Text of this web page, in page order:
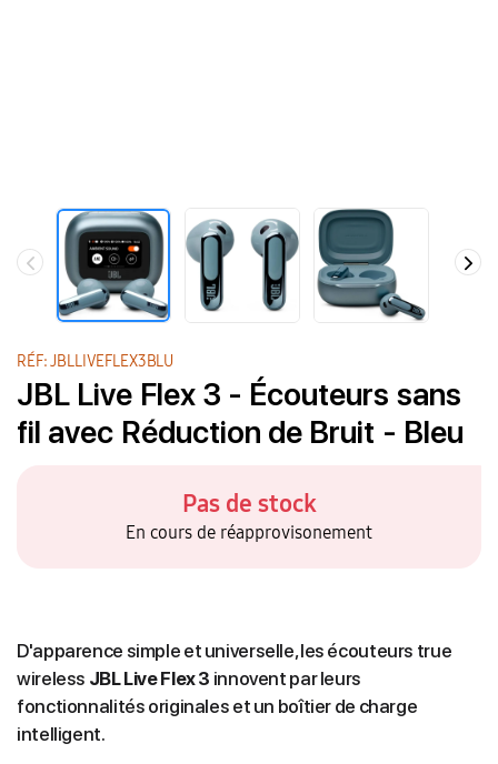
RÉF: JBLLIVEFLEX3BLU
JBL Live Flex 3 - Écouteurs sans
fil avec Réduction de Bruit - Bleu
Pas de stock
En cours de réapprovisonement
D'apparence simple et universelle, les écouteurs true
wireless JBL Live Flex 3 innovent par leurs
fonctionnalités originales et un boîtier de charge
intelligent.